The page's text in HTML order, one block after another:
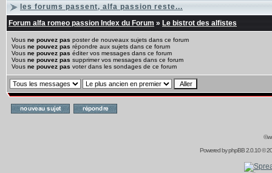
les forums passent, alfa passion reste...
Forum alfa romeo passion Index du Forum»Le bistrot des alfistes
Vous ne pouvez pas poster de nouveaux sujets dans ce forum
Vous ne pouvez pas répondre aux sujets dans ce forum
Vous ne pouvez pas éditer vos messages dans ce forum
Vous ne pouvez pas supprimer vos messages dans ce forum
Vous ne pouvez pas voter dans les sondages de ce forum
Powered byphpBB2.0.10 ©